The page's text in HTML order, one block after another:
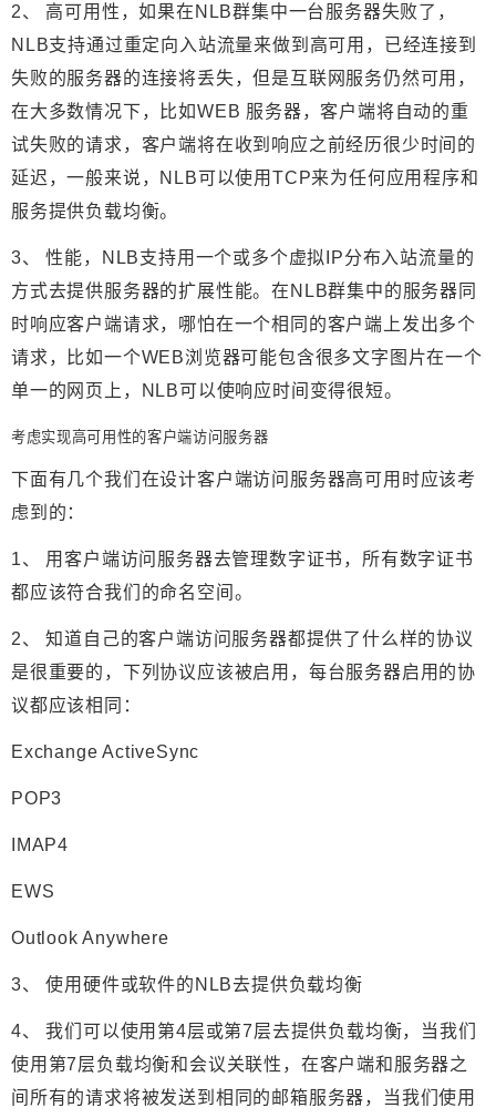
2、 高可用性，如果在NLB群集中一台服务器失败了，
NLB支持通过重定向入站流量来做到高可用，已经连接到
失败的服务器的连接将丢失，但是互联网服务仍然可用，
在大多数情况下，比如WEB 服务器，客户端将自动的重
试失败的请求，客户端将在收到响应之前经历很少时间的
延迟，一般来说，NLB可以使用TCP来为任何应用程序和
服务提供负载均衡。
3、 性能，NLB支持用一个或多个虚拟IP分布入站流量的
方式去提供服务器的扩展性能。在NLB群集中的服务器同
时响应客户端请求，哪怕在一个相同的客户端上发出多个
请求，比如一个WEB浏览器可能包含很多文字图片在一个
单一的网页上，NLB可以使响应时间变得很短。
考虑实现高可用性的客户端访问服务器
下面有几个我们在设计客户端访问服务器高可用时应该考
虑到的：
1、 用客户端访问服务器去管理数字证书，所有数字证书
都应该符合我们的命名空间。
2、 知道自己的客户端访问服务器都提供了什么样的协议
是很重要的，下列协议应该被启用，每台服务器启用的协
议都应该相同：
Exchange ActiveSync
POP3
IMAP4
EWS
Outlook Anywhere
3、 使用硬件或软件的NLB去提供负载均衡
4、 我们可以使用第4层或第7层去提供负载均衡，当我们
使用第7层负载均衡和会议关联性，在客户端和服务器之
间所有的请求将被发送到相同的邮箱服务器，当我们使用